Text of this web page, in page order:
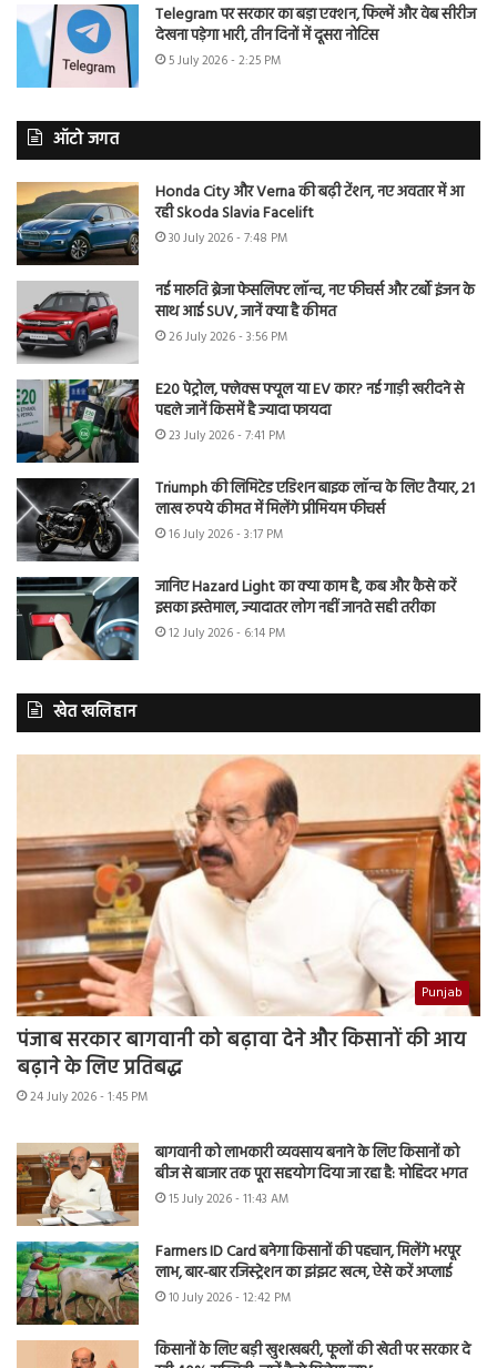
Telegram पर सरकार का बड़ा एक्शन, फिल्में और वेब सीरीज
देखना पड़ेगा भारी, तीन दिनों में दूसरा नोटिस
5 July 2026 - 2:25 PM
ऑटो जगत
Honda City और Verna की बढ़ी टेंशन, नए अवतार में आ
रही Skoda Slavia Facelift
30 July 2026 - 7:48 PM
नई मारुति ब्रेजा फेसलिफ्ट लॉन्च, नए फीचर्स और टर्बो इंजन के
साथ आई SUV, जानें क्या है कीमत
26 July 2026 - 3:56 PM
E20 पेट्रोल, फ्लेक्स फ्यूल या EV कार? नई गाड़ी खरीदने से
पहले जानें किसमें है ज्यादा फायदा
23 July 2026 - 7:41 PM
Triumph की लिमिटेड एडिशन बाइक लॉन्च के लिए तैयार, 21
लाख रुपये कीमत में मिलेंगे प्रीमियम फीचर्स
16 July 2026 - 3:17 PM
जानिए Hazard Light का क्या काम है, कब और कैसे करें
इसका इस्तेमाल, ज्यादातर लोग नहीं जानते सही तरीका
12 July 2026 - 6:14 PM
खेत खलिहान
Punjab
पंजाब सरकार बागवानी को बढ़ावा देने और किसानों की आय
बढ़ाने के लिए प्रतिबद्ध
24 July 2026 - 1:45 PM
बागवानी को लाभकारी व्यवसाय बनाने के लिए किसानों को
बीज से बाजार तक पूरा सहयोग दिया जा रहा है: मोहिंदर भगत
15 July 2026 - 11:43 AM
Farmers ID Card बनेगा किसानों की पहचान, मिलेंगे भरपूर
लाभ, बार-बार रजिस्ट्रेशन का झंझट खत्म, ऐसे करें अप्लाई
10 July 2026 - 12:42 PM
किसानों के लिए बड़ी खुशखबरी, फूलों की खेती पर सरकार दे